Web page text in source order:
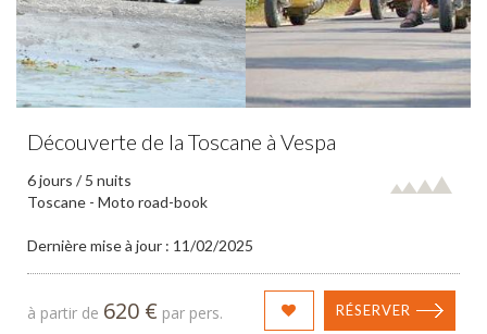
Découverte de la Toscane à Vespa
6 jours / 5 nuits
Toscane - Moto road-book
Dernière mise à jour : 11/02/2025
à partir de 620 € par pers. RÉSERVER